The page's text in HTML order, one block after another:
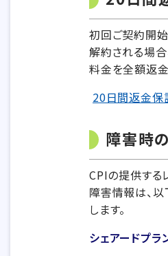
初回ご契約開
解約される場合
料金を全額返金
20日間返金保
障害時
CPIの提供する
障害情報は、
します。
シェアードプラ